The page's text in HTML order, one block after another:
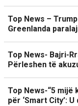
Top News –
Greenlanda
Top News- Bajri-
Përleshen të
Top News-“5 mijë
për ‘Smart City’: